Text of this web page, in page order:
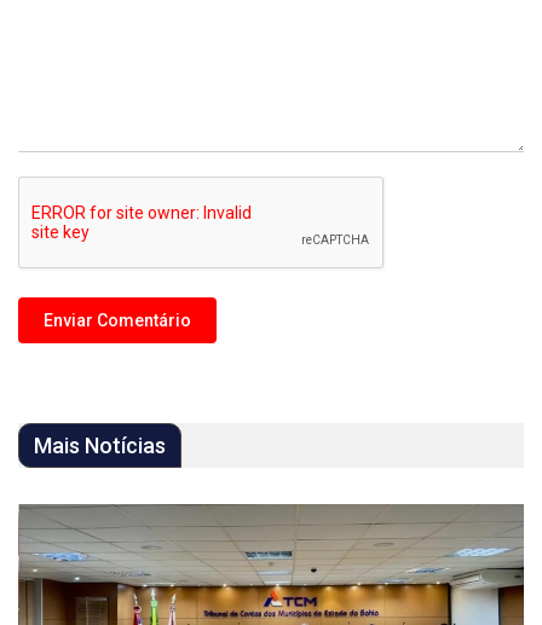
Mais Notícias